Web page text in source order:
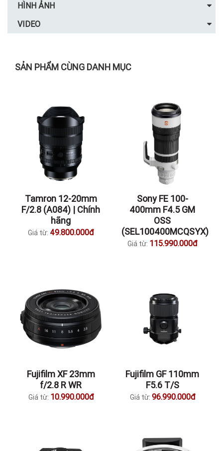
HÌNH ẢNH
VIDEO
SẢN PHẨM CÙNG DANH MỤC
Tamron 12-20mm
F/2.8 (A084) | Chính
hãng
Giá từ: 49.800.000đ
Sony FE 100-
400mm F4.5 GM
OSS
(SEL100400MCQSYX)
Giá từ: 115.990.000đ
Fujifilm XF 23mm
f/2.8 R WR
Giá từ: 10.990.000đ
Fujifilm GF 110mm
F5.6 T/S
Giá từ: 96.990.000đ